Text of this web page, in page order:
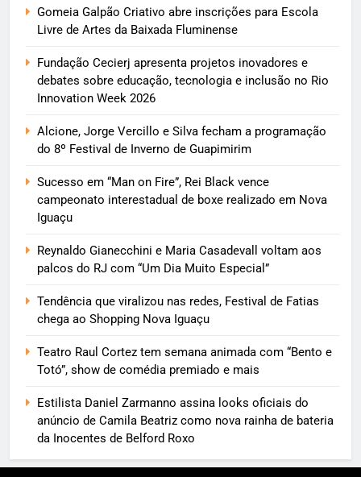
Gomeia Galpão Criativo abre inscrições para Escola
Livre de Artes da Baixada Fluminense
Fundação Cecierj apresenta projetos inovadores e
debates sobre educação, tecnologia e inclusão no Rio
Innovation Week 2026
Alcione, Jorge Vercillo e Silva fecham a programação
do 8º Festival de Inverno de Guapimirim
Sucesso em “Man on Fire”, Rei Black vence
campeonato interestadual de boxe realizado em Nova
Iguaçu
Reynaldo Gianecchini e Maria Casadevall voltam aos
palcos do RJ com “Um Dia Muito Especial”
Tendência que viralizou nas redes, Festival de Fatias
chega ao Shopping Nova Iguaçu
Teatro Raul Cortez tem semana animada com “Bento e
Totó”, show de comédia premiado e mais
Estilista Daniel Zarmanno assina looks oficiais do
anúncio de Camila Beatriz como nova rainha de bateria
da Inocentes de Belford Roxo